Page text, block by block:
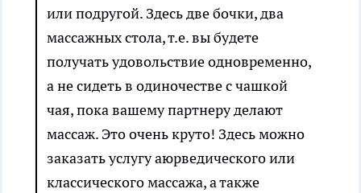
или подругой. Здесь две бочки, два
массажных стола, т.е. вы будете
получать удовольствие одновременно,
а не сидеть в одиночестве с чашкой
чая, пока вашему партнеру делают
массаж. Это очень круто! Здесь можно
заказать услугу аюрведического или
классического массажа, а также